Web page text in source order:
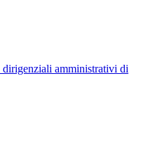
amministrativi di